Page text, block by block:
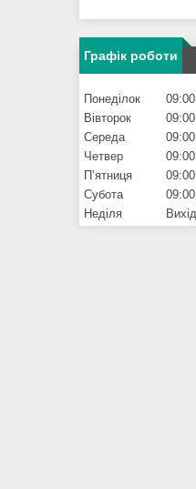
Графік роботи
Понеділок 09:00
Вівторок
09:00
Середа
09:00
Четвер
09:00
Пʼятниця
09:00
Субота
09:00
Неділя